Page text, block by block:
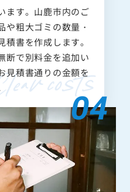
ます。山鹿市内のご
や粗大ゴミの数量・
書を作成します。
断で別料金を追加い
見積書通りの金額を